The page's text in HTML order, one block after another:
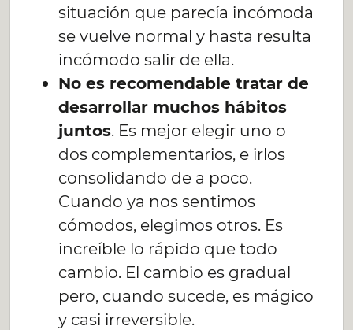
situación que parecía incómoda
se vuelve normal y hasta resulta
incómodo salir de ella.
No es recomendable tratar de
desarrollar muchos hábitos
juntos. Es mejor elegir uno o
dos complementarios, e irlos
consolidando de a poco.
Cuando ya nos sentimos
cómodos, elegimos otros. Es
increíble lo rápido que todo
cambio. El cambio es gradual
pero, cuando sucede, es mágico
y casi irreversible.